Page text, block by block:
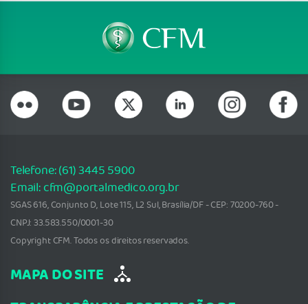
Telefone: (61) 3445 5900
Email: cfm@portalmedico.org.br
SGAS 616, Conjunto D, Lote 115, L2 Sul, Brasília/DF - CEP: 70200-760 -
CNPJ: 33.583.550/0001-30
Copyright CFM. Todos os direitos reservados.
MAPA DO SITE